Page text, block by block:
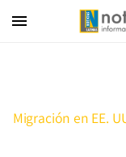
menu
Migración en EE.